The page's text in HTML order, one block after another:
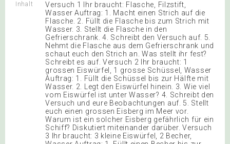
Inhalt
Versuch 1 Ihr braucht: Flasche, Filzstift,
Wasser Auftrag: 1. Macht einen Strich auf die
Flasche. 2. Füllt die Flasche bis zum Strich mit
Wasser. 3. Stellt die Flasche in den
Gefrierschrank. 4. Schreibt den Versuch auf. 5.
Nehmt die Flasche aus dem Gefrierschrank und
schaut euch den Strich an. Was stellt ihr fest?
Schreibt es auf. Versuch 2 Ihr braucht: 1
grossen Eiswürfel, 1 grosse Schüssel, Wasser
Auftrag: 1. Füllt die Schüssel bis zur Hälfte mit
Wasser. 2. Legt den Eiswürfel hinein. 3. Wie viel
vom Eiswürfel ist unter Wasser? 4. Schreibt den
Versuch und eure Beobachtungen auf. 5. Stellt
euch einen grossen Eisberg im Meer vor.
Warum ist ein solcher Eisberg gefährlich für ein
Schiff? Diskutiert miteinander darüber. Versuch
3 Ihr braucht: 3 kleine Eiswürfel, 2 Becher,